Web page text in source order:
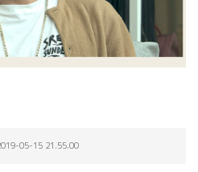
05-15 21.55.00